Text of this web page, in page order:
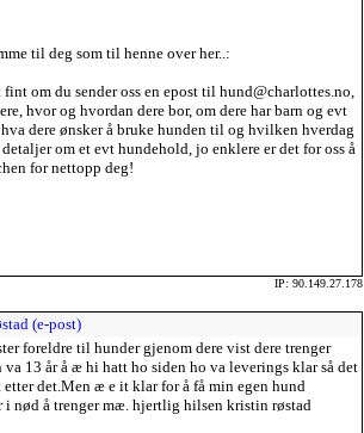
til deg som til henne over her..:
om du sender oss en epost til hund@charlottes.no,
hvor og hvordan dere bor, om dere har barn og evt
dere ønsker å bruke hunden til og hvilken hverdag
om et evt hundehold, jo enklere er det for oss å
for nettopp deg!
IP: 90.149.27.178
(e-post)
foreldre til hunder gjenom dere vist dere trenger
13 år å æ hi hatt ho siden ho va leverings klar så det
det.Men æ e it klar for å få min egen hund
nød å trenger mæ. hjertlig hilsen kristin røstad